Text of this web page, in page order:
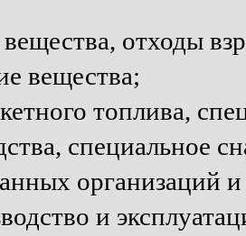
отходы
вещества;
топлива,
специальное
организаций
и